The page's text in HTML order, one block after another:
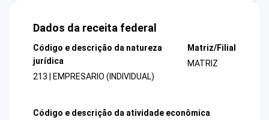
Dados da receita federal
Código e descrição da natureza
jurídica
213 | EMPRESARIO (INDIVIDUAL)
Matriz/Filial
MATRIZ
Código e descrição da atividade econômica